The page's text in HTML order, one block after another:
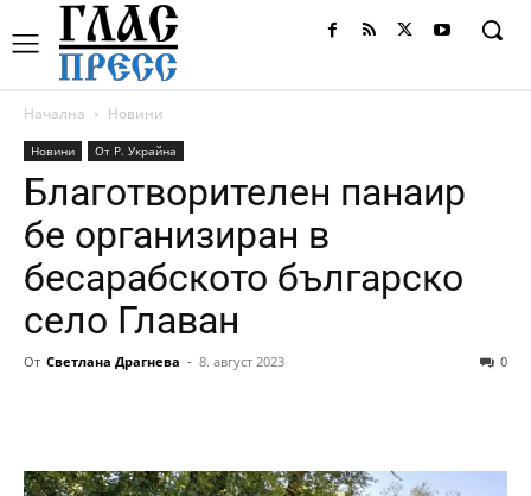
Начална Новини
Новини От Р. Украйна
Благотворителен панаир
бе организиран в
бесарабското българско
село Главан
От Светлана Драгнева - 8. август 2023 0